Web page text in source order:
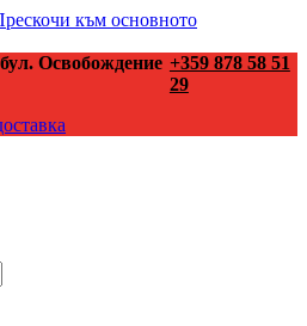
към основното
Освобождение +359 878 58 51
29